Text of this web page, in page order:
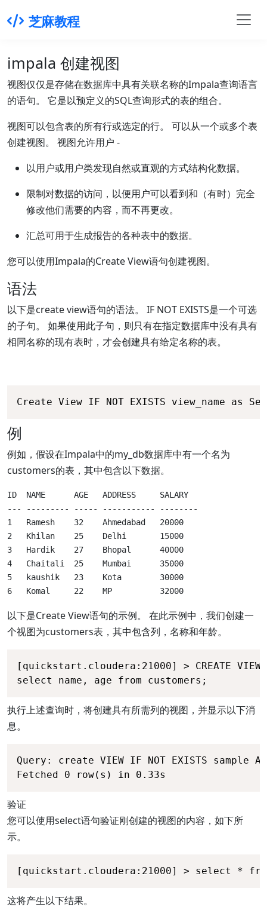
芝麻教程
impala 创建视图
视图仅仅是存储在数据库中具有关联名称的Impala查询语言
的语句。 它是以预定义的SQL查询形式的表的组合。
视图可以包含表的所有行或选定的行。 可以从一个或多个表
创建视图。 视图允许用户 -
以用户或用户类发现自然或直观的方式结构化数据。
限制对数据的访问，以便用户可以看到和（有时）完全
修改他们需要的内容，而不再更改。
汇总可用于生成报告的各种表中的数据。
您可以使用Impala的Create View语句创建视图。
语法
以下是create view语句的语法。 IF NOT EXISTS是一个可选
的子句。 如果使用此子句，则只有在指定数据库中没有具有
相同名称的现有表时，才会创建具有给定名称的表。
Create View IF NOT EXISTS view_name as
例
例如，假设在Impala中的my_db数据库中有一个名为
customers的表，其中包含以下数据。
ID  NAME      AGE   ADDRESS     SALARY
--- --------- ----- ----------- --------
1   Ramesh    32    Ahmedabad   20000
2   Khilan    25    Delhi       15000
3   Hardik    27    Bhopal      40000
4   Chaitali  25    Mumbai      35000
5   kaushik   23    Kota        30000
6   Komal     22    MP          32000
以下是Create View语句的示例。 在此示例中，我们创建一
个视图为customers表，其中包含列，名称和年龄。
[quickstart.cloudera:21000] > CREATE VIEW
select name, age from customers;
执行上述查询时，将创建具有所需列的视图，并显示以下消
息。
Query: create VIEW IF NOT EXISTS
Fetched 0 row(s) in 0.33s
验证
您可以使用select语句验证刚创建的视图的内容，如下所
示。
[quickstart.cloudera:21000] > select *
这将产生以下结果。